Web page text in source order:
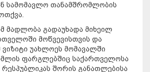
სამომავლო თანამშრომლობის
მადლობა გადაუხადა მიხეილ
მოწვევისთვის და
ვიზიტი უახლოეს მომავალში
ფარგლებშიც საქართველოსა
რესპუბლიკას შორის განათლებისა